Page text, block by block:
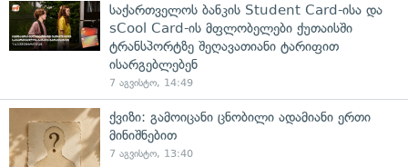
საქართველოს ბანკის Student Card-ისა და
sCool Card-ის მფლობელები ქუთაისში
ტრანსპორტზე შეღავათიანი ტარიფით
ისარგებლებენ
7 აგვისტო, 14:49
ქვიზი: გამოიცანი ცნობილი ადამიანი ერთი
მინიშნებით
7 აგვისტო, 13:40